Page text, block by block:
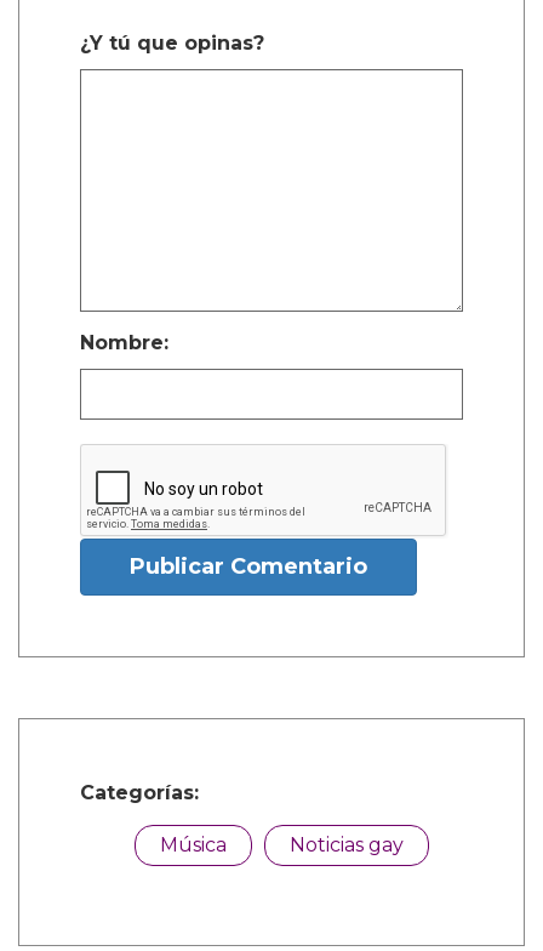
¿Y tú que opinas?
Nombre:
Publicar Comentario
Categorías:
Música Noticias gay